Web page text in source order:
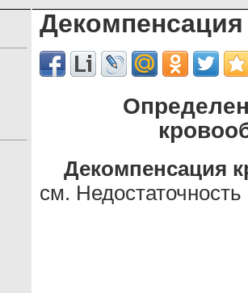
Декомпенсация
см.